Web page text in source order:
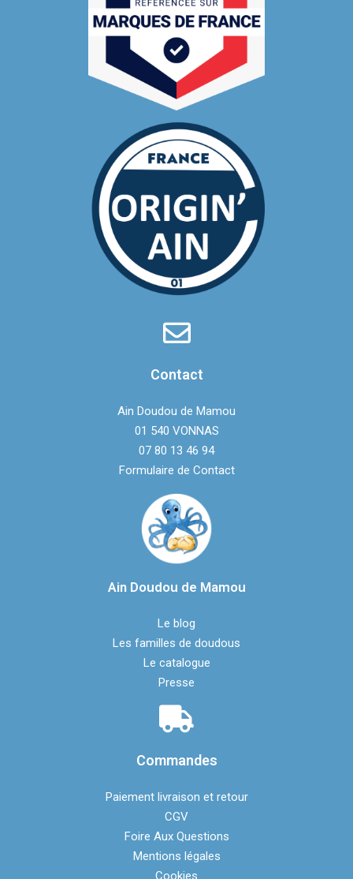
Contact
Ain Doudou de Mamou
01 540 VONNAS
07 80 13 46 94‬
Formulaire de Contact
Ain Doudou de Mamou
Le blog
Les familles de doudous
Le catalogue
Presse
Commandes
Paiement livraison et retour
CGV
Foire Aux Questions
Mentions légales​
Cookies